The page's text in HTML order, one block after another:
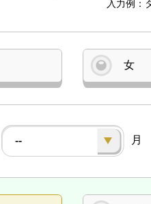
入力例：
女
-- 月